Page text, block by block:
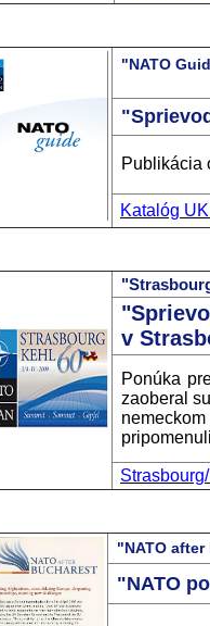
Publikácia
Katalóg
v
Ponúka
zaoberal
"NATO
"NATO